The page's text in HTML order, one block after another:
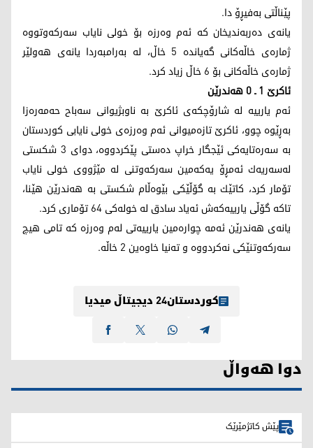
پێناڵتی به‌فیڕۆ دا.
یانه‌ی ده‌ربه‌ندیخان كه‌ ئه‌م وه‌رزه‌ بۆ خولی نایاب سه‌ركه‌وتووه‌
ژماره‌ی خاڵه‌كانی گه‌یانده‌ 5 خاڵ، له‌ به‌رامبه‌ردا یانه‌ی هه‌ولێر
ژماره‌ی خاڵه‌كانی بۆ 6 خاڵ زیاد كرد.
ئاكرێ 1 ـ 0 هه‌ندرێن
ئه‌م یارییه‌ له‌ شارۆچكه‌ی ئاكرێ به‌ ناوبژیوانی سه‌باح حه‌مه‌ره‌زا
به‌ڕێوه‌ چوو، ئاكرێ تازه‌میوانی ئه‌م وه‌رزه‌ی خولی نایابی كوردستان
به‌ سه‌ره‌تایه‌كی ئێجگار خراپ ده‌ستی پێكردووه‌، دوای 3 شكستی
له‌سه‌ریه‌ك ئه‌مڕۆ یه‌كه‌مین سه‌ركه‌وتنی له‌ مێژووی خولی نایاب
تۆمار كرد، كاتێك به‌ گۆڵێكی بێوه‌ڵام شكستی به‌ هه‌ندرێن هێنا،
تاكه‌ گۆڵی یارییه‌كه‌ش ئه‌یاد سادق له‌ خوله‌كی 64 تۆماری كرد.
یانه‌ی هه‌ندرێن ئه‌مه‌ چواره‌مین یارییه‌تی له‌م وه‌رزه‌ كه‌ تامی هیچ
سه‌ركه‌وتنێكی نه‌كردووه‌ و ته‌نیا خاوه‌ین 2 خاڵه‌.
کوردستان24 دیجیتاڵ میدیا
دوا هەواڵ
پێش کاتژمێرێک